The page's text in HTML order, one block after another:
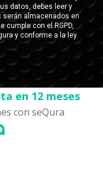
en 12 meses
con seQura